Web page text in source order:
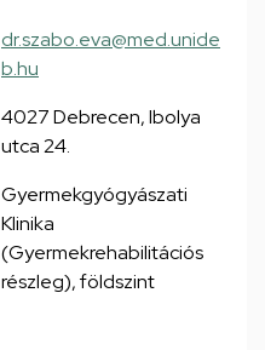
dr.szabo.eva@med.unide
b.hu
4027 Debrecen, Ibolya
utca 24.
Gyermekgyógyászati
Klinika
(Gyermekrehabilitációs
részleg), földszint